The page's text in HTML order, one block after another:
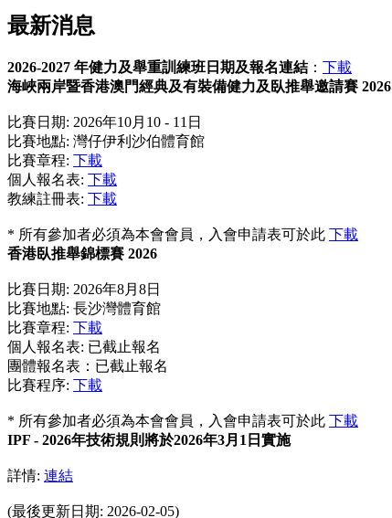
最新消息
2026-2027 年健力及舉重訓練班日期及報名連結 ： 下載
海峽兩岸暨香港澳門經典及有裝備健力及臥推舉邀請賽 2026
比賽日期: 2026年10月10 - 11日
比賽地點: 灣仔伊利沙伯體育館
比賽章程: 下載
個人報名表: 下載
教練註冊表: 下載
* 所有參加者必須為本會會員，入會申請表可於此 下載
香港臥推舉錦標賽 2026
比賽日期: 2026年8月8日
比賽地點: 長沙灣體育館
比賽章程: 下載
個人報名表: 已截止報名
團體報名表：已截止報名
比賽程序: 下載
* 所有參加者必須為本會會員，入會申請表可於此 下載
IPF - 2026年技術規則將於2026年3月1日實施
詳情: 連結
(最後更新日期: 2026-02-05)